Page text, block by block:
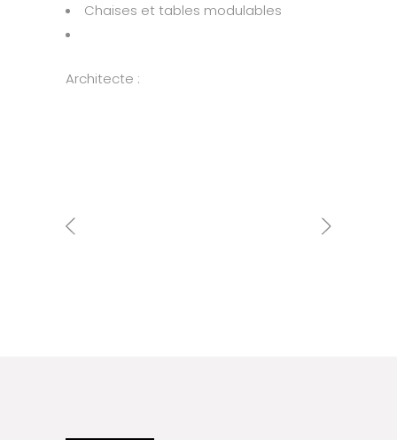
Chaises et tables modulables
Architecte :